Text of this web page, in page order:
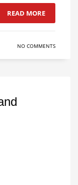
READ MORE
NO COMMENTS